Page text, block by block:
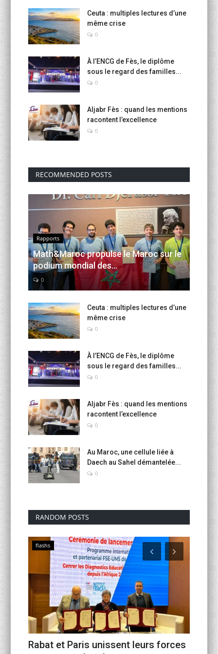
Ceuta : multiples lectures d’une
même crise
0
À l’ENCG de Fès, le diplôme
sous le regard des familles...
0
Aljabr Fès : quand les mentions
racontent l’excellence
0
RECOMMENDED POSTS
Rapports
Math&Maroc propulse le Maroc sur le
podium mondial des...
0
Ceuta : multiples lectures d’une
même crise
0
À l’ENCG de Fès, le diplôme
sous le regard des familles...
0
Aljabr Fès : quand les mentions
racontent l’excellence
0
Au Maroc, une cellule liée à
Daech au Sahel démantelée...
0
RANDOM POSTS
flashs
Rabat et Paris unissent leurs forces